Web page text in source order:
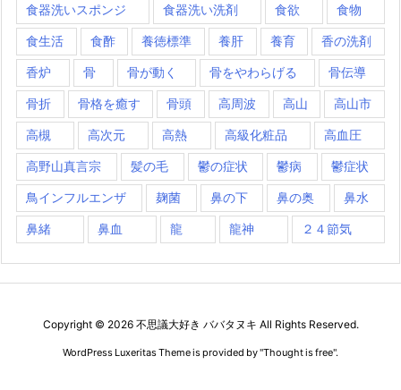
食器洗いスポンジ 食器洗い洗剤 食欲 食物
食生活 食酢 養徳標準 養肝 養育 香の洗剤
香炉 骨 骨が動く 骨をやわらげる 骨伝導
骨折 骨格を癒す 骨頭 高周波 高山 高山市
高槻 高次元 高熱 高級化粧品 高血圧
高野山真言宗 髪の毛 鬱の症状 鬱病 鬱症状
鳥インフルエンザ 麹菌 鼻の下 鼻の奥 鼻水
鼻緒 鼻血 龍 龍神 ２４節気
Copyright © 2026 不思議大好き ババタヌキ All Rights Reserved.
WordPress Luxeritas Theme is provided by "Thought is free".